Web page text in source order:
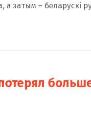
затым – беларускі